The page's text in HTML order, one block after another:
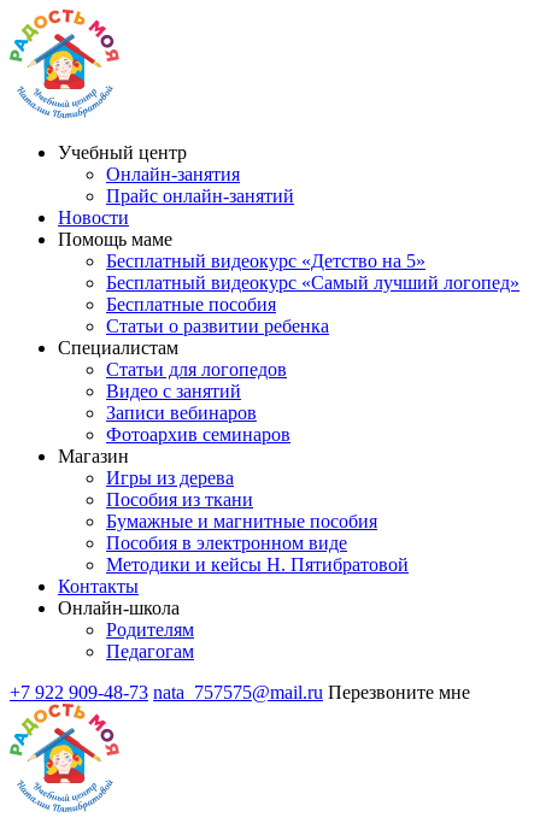
Учебный центр
Онлайн-занятия
Прайс онлайн-занятий
Новости
Помощь маме
Бесплатный видеокурс «Детство на 5»
Бесплатный видеокурс «Самый лучший логопед»
Бесплатные пособия
Статьи о развитии ребенка
Специалистам
Статьи для логопедов
Видео с занятий
Записи вебинаров
Фотоархив семинаров
Магазин
Игры из дерева
Пособия из ткани
Бумажные и магнитные пособия
Пособия в электронном виде
Методики и кейсы Н. Пятибратовой
Контакты
Онлайн-школа
Родителям
Педагогам
+7 922 909-48-73 nata_757575@mail.ru Перезвоните мне